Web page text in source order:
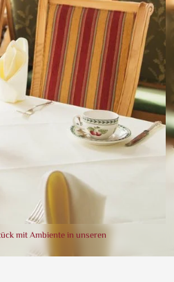
mit Ambiente in unseren